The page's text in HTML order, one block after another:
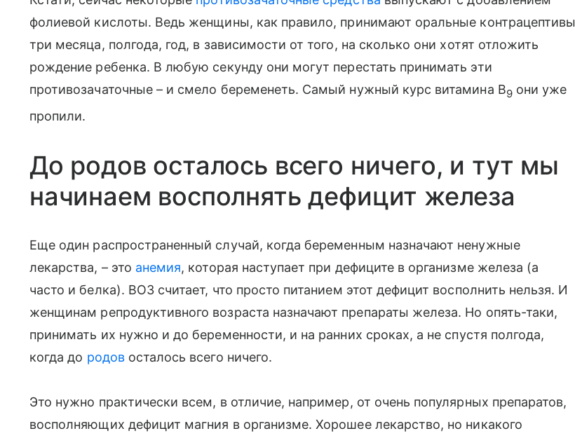
фолиевой кислоты. Ведь женщины, как правило, принимают оральные контрацептивы
три месяца, полгода, год, в зависимости от того, на сколько они хотят отложить
рождение ребенка. В любую секунду они могут перестать принимать эти
противозачаточные – и смело беременеть. Самый нужный курс витамина B9они уже
пропили.
До родов осталось всего ничего, и тут мы
начинаем восполнять дефицит железа
Еще один распространенный случай, когда беременным назначают ненужные
лекарства, – это анемия, которая наступает при дефиците в организме железа (а
часто и белка). ВОЗ считает, что просто питанием этот дефицит восполнить нельзя. И
женщинам репродуктивного возраста назначают препараты железа. Но опять-таки,
принимать их нужно и до беременности, и на ранних сроках, а не спустя полгода,
когда до родовосталось всего ничего.
Это нужно практически всем, в отличие, например, от очень популярных препаратов,
восполняющих дефицит магния в организме. Хорошее лекарство, но никакого